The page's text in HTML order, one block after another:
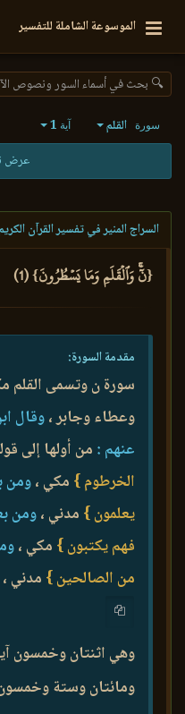
الموسوعة الشاملة للتفسير
🔍 بحث في أسماء السور ونصوص
سورة القلم آية 1
عرض
السراج المنير في تفسير القرآن
{نٓۚ وَٱلۡقَلَمِ وَمَا يَسۡطُرُونَ} (1)
مقدمة السورة:
سورة ن وتسمى القلم
وعطاء وجابر ،وقال
عنهم : من أولها إلى
الخرطوم } مكي ،ومن
يعلمون } مدني ،ومن
فهم يكتبون } مكي ،
من الصالحين } مدني
وهي اثنتان وخمسون
ومائتان وستة